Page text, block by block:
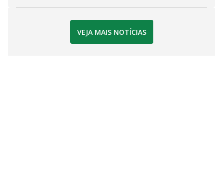
VEJA MAIS NOTÍCIAS